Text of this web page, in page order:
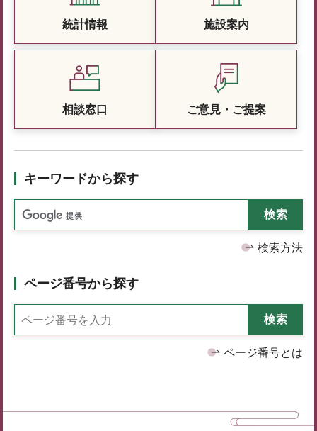
統計情報 施設案内
相談窓口 ご意見・ご提案
キーワードから探す
検索方法
ページ番号から探す
ページ番号とは